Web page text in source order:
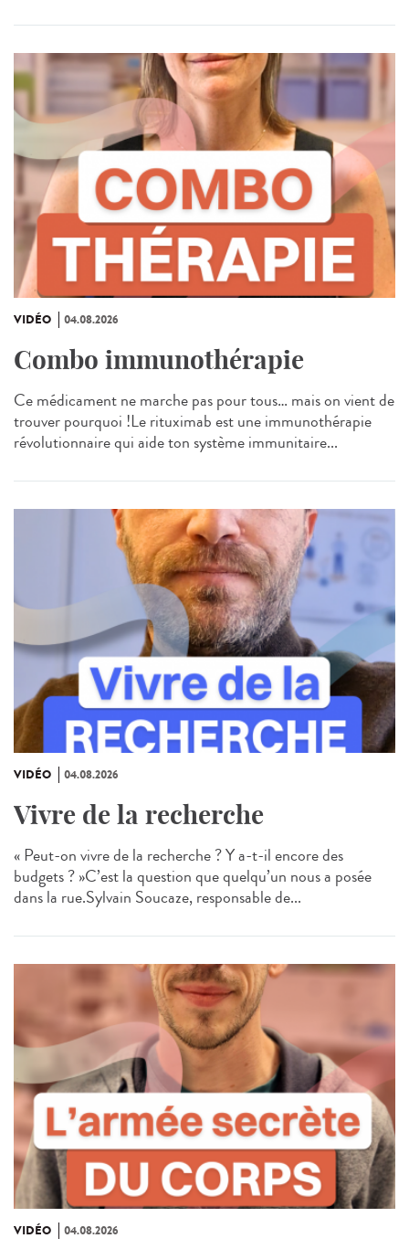
VIDÉO 04.08.2026
Combo immunothérapie
Ce médicament ne marche pas pour tous… mais on vient de
trouver pourquoi !Le rituximab est une immunothérapie
révolutionnaire qui aide ton système immunitaire...
VIDÉO 04.08.2026
Vivre de la recherche
« Peut-on vivre de la recherche ? Y a-t-il encore des
budgets ? »C’est la question que quelqu’un nous a posée
dans la rue.Sylvain Soucaze, responsable de...
VIDÉO 04.08.2026